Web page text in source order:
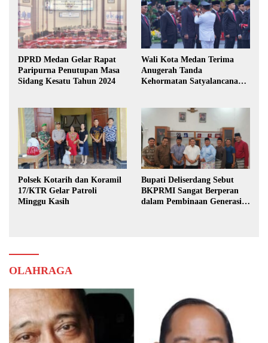
DPRD Medan Gelar Rapat
Paripurna Penutupan Masa
Sidang Kesatu Tahun 2024
Wali Kota Medan Terima
Anugerah Tanda
Kehormatan Satyalancana
Polsek Kotarih dan Koramil
17/KTR Gelar Patroli
Minggu Kasih
Bupati Deliserdang Sebut
BKPRMI Sangat Berperan
dalam Pembinaan Generasi
OLAHRAGA